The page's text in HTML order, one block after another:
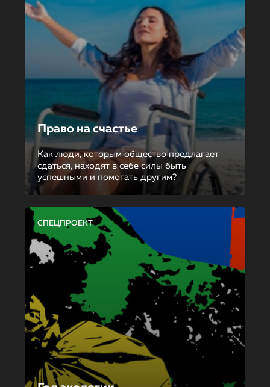
Право на счастье
Как люди, которым общество предлагает
сдаться, находят в себе силы быть
успешными и помогать другим?
СПЕЦПРОЕКТ